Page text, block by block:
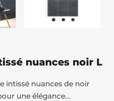
nuances noir L
intissé nuances de noir
une élégance...